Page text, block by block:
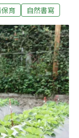
「蛇莓」。第一
一般人聞「蛇」
、蛇木（平常稱
味子）就可以發
（蛇、兔、龍、
物的某個特性。
生長的匍匐莖，
才被稱為「蛇
一號的草莓，葉
蛇莓果實沒有草
育 自然書寫